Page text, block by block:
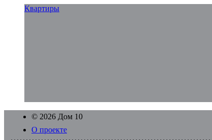
Квартиры
© 2026 Дом 10
О проекте